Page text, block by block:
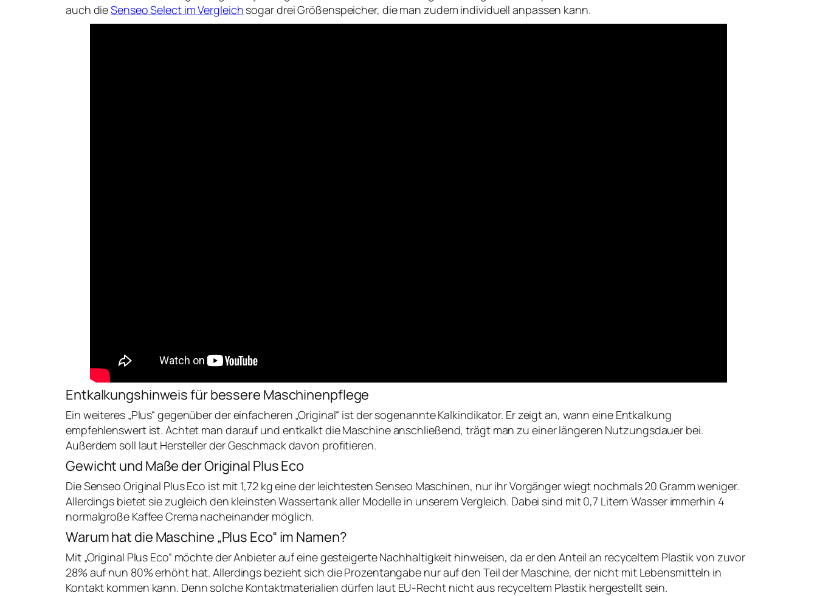
auch dieSenseo Select im Vergleich sogar drei Größenspeicher, die man zudem individuell anpassen kann.
Entkalkungshinweis für bessere Maschinenpflege
Ein weiteres „Plus“ gegenüber der einfacheren „Original“ ist der sogenannte Kalkindikator. Er zeigt an, wann eine Entkalkung
empfehlenswert ist. Achtet man darauf und entkalkt die Maschine anschließend, trägt man zu einer längeren Nutzungsdauer bei.
Außerdem soll laut Hersteller der Geschmack davon profitieren.
Gewicht und Maße der Original Plus Eco
Die Senseo Original Plus Eco ist mit 1,72 kg eine der leichtesten Senseo Maschinen, nur ihr Vorgänger wiegt nochmals 20 Gramm weniger.
Allerdings bietet sie zugleich den kleinsten Wassertank aller Modelle in unserem Vergleich. Dabei sind mit 0,7 Litern Wasser immerhin 4
normalgroße Kaffee Crema nacheinander möglich.
Warum hat die Maschine „Plus Eco“ im Namen?
Mit „Original Plus Eco“ möchte der Anbieter auf eine gesteigerte Nachhaltigkeit hinweisen, da er den Anteil an recyceltem Plastik von zuvor
28% auf nun 80% erhöht hat. Allerdings bezieht sich die Prozentangabe nur auf den Teil der Maschine, der nicht mit Lebensmitteln in
Kontakt kommen kann. Denn solche Kontaktmaterialien dürfen laut EU-Recht nicht aus recyceltem Plastik hergestellt sein.